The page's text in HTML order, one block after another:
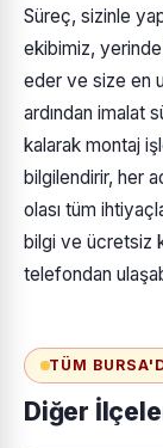
Süreç, sizinle
ekibimiz, yerinde
eder ve size en
ardından imalat
kalarak montaj
bilgilendirir, her
olası tüm
bilgi ve ücretsiz
telefondan
TÜM
Diğer